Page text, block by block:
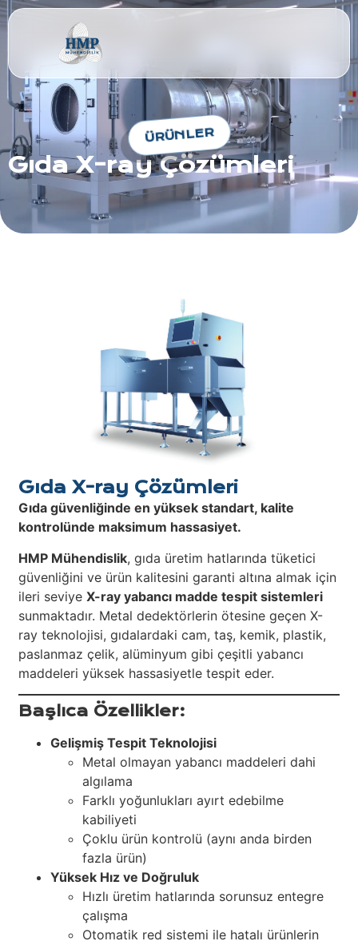
ÜRÜNLER
Gıda X-ray Çözümleri
Gıda X-ray Çözümleri
Gıda güvenliğinde en yüksek standart, kalite
kontrolünde maksimum hassasiyet.
HMP Mühendislik, gıda üretim hatlarında tüketici
güvenliğini ve ürün kalitesini garanti altına almak için
ileri seviyeX-ray yabancı madde tespit sistemleri
sunmaktadır. Metal dedektörlerin ötesine geçen X-
ray teknolojisi, gıdalardaki cam, taş, kemik, plastik,
paslanmaz çelik, alüminyum gibi çeşitli yabancı
maddeleri yüksek hassasiyetle tespit eder.
Başlıca Özellikler:
Gelişmiş Tespit Teknolojisi
Metal olmayan yabancı maddeleri dahi
algılama
Farklı yoğunlukları ayırt edebilme
kabiliyeti
Çoklu ürün kontrolü (aynı anda birden
fazla ürün)
Yüksek Hız ve Doğruluk
Hızlı üretim hatlarında sorunsuz entegre
çalışma
Otomatik red sistemi ile hatalı ürünlerin